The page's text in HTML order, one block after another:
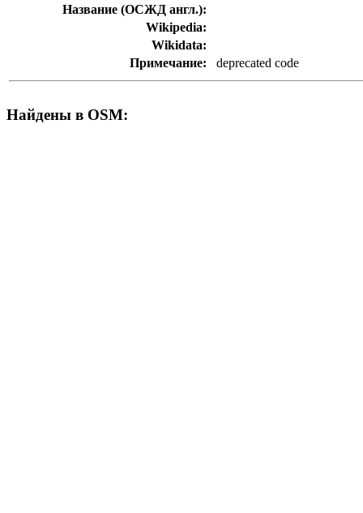
Название (ОСЖД англ.):
Wikipedia:
Wikidata:
Примечание:
deprecated code
Найдены в OSM: